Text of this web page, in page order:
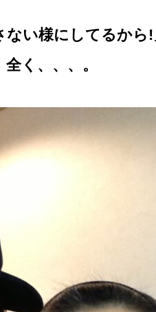
い様にしてるから
く、、、。